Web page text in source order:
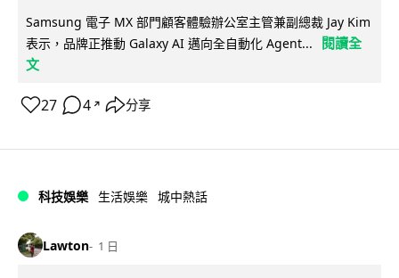
Samsung 電子 MX 部門顧客體驗辦公室主管兼副總裁 Jay Kim
表示，品牌正推動 Galaxy AI 邁向全自動化 Agent...
閱讀全
文
27 4 ↗ 分享
科技娛樂 生活娛樂 城中熱話
Lawton 1 日